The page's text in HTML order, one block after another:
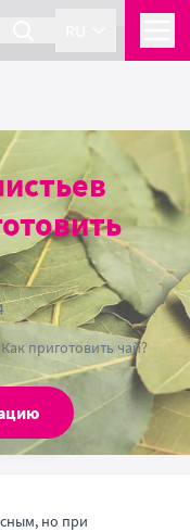
приготовить чай?
но при